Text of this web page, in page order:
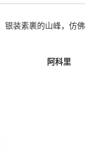
银装素裹的山峰，仿
阿科里